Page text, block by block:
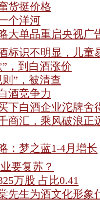
货挺价格
个洋河
大单品重启央视广
标识不明显，儿童
，到白酒涨价
”，被清查
酒竞争力
下白酒企业沱牌舍
商汇，乘风破浪正
：梦之蓝1-4月增长
要复苏？
万股 占比0.41
先生为酒文化形象